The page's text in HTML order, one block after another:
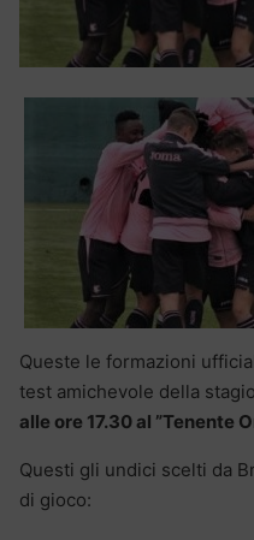
Queste le formazioni
test amichevole della
alle ore 17.30 al ”Tenente
Questi gli undici scelti da
di gioco: